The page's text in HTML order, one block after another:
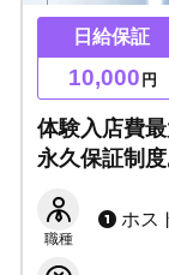
日給保証
10,000 円
体験入店費
永久保証制
職種
ホス